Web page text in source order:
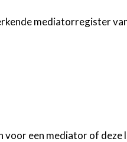
mediatorregister
een mediator of deze